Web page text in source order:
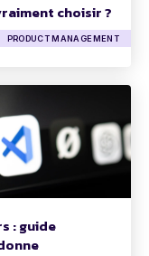
choisir ?
PRODUCT MANAGEMENT
: guide